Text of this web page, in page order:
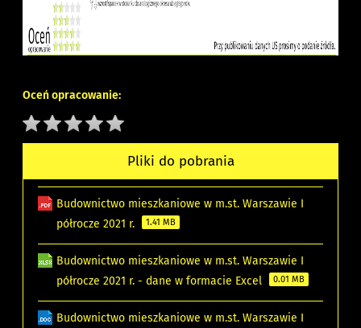
Oceń opracowanie:
Pliki do pobrania
Budownictwo mieszkaniowe w m.st. Warszawie I
półrocze 2021 r.
1.41 MB
Budownictwo mieszkaniowe w m.st. Warszawie I
półrocze 2021 r. - dane w formacie Excel
0.01 MB
Budownictwo mieszkaniowe w m.st. Warszawie I